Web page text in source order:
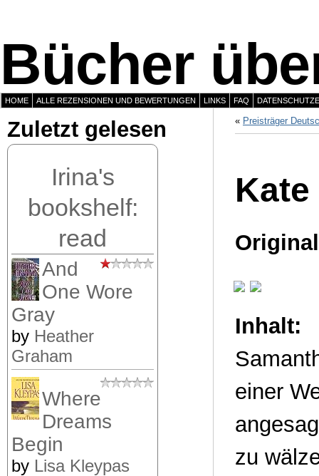
Bücher
HOME ALLE REZENSIONEN UND BEWERTUNGEN LINKS FAQ
Zuletzt gelesen
Irina's
bookshelf:
read
And
One Wore
Gray
by Heather
Graham
Where
Dreams
Begin
by Lisa Kleypas
« Preisträger
Inhalt:
einer
zu